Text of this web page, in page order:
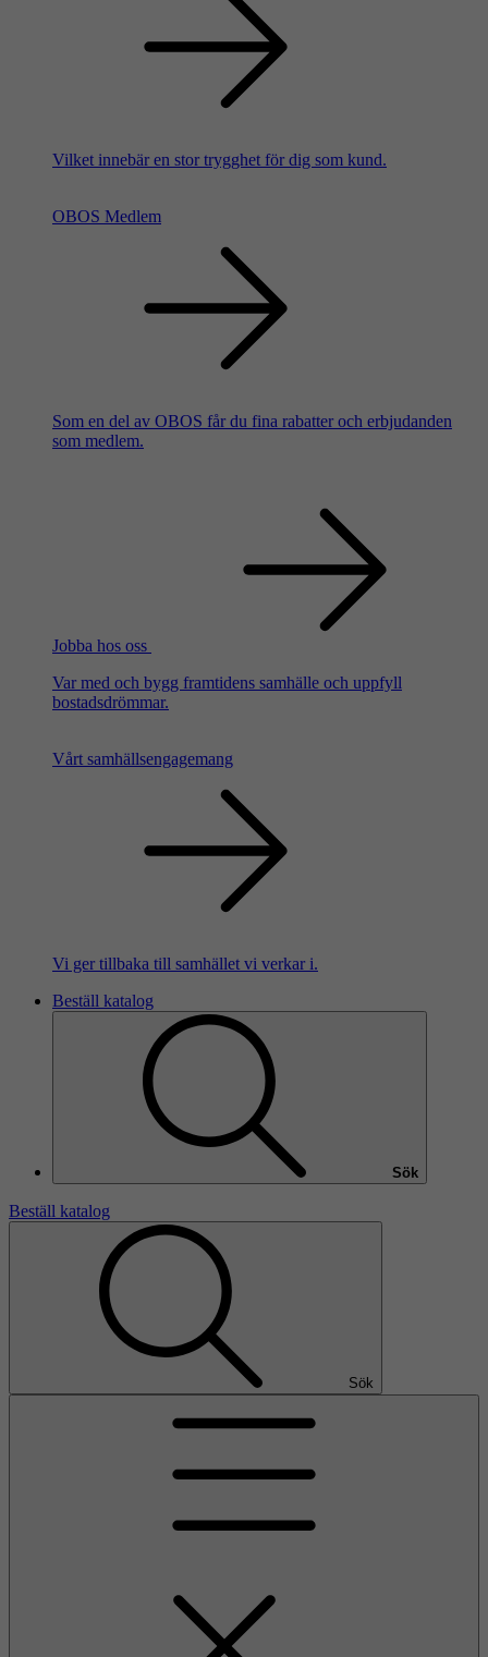
Vilket innebär en stor trygghet för dig som kund.
OBOS Medlem
Som en del av OBOS får du fina rabatter och erbjudanden
som medlem.
Jobba hos oss
Var med och bygg framtidens samhälle och uppfyll
bostadsdrömmar.
Vårt samhällsengagemang
Vi ger tillbaka till samhället vi verkar i.
Beställ katalog
Sök
Beställ katalog
Sök